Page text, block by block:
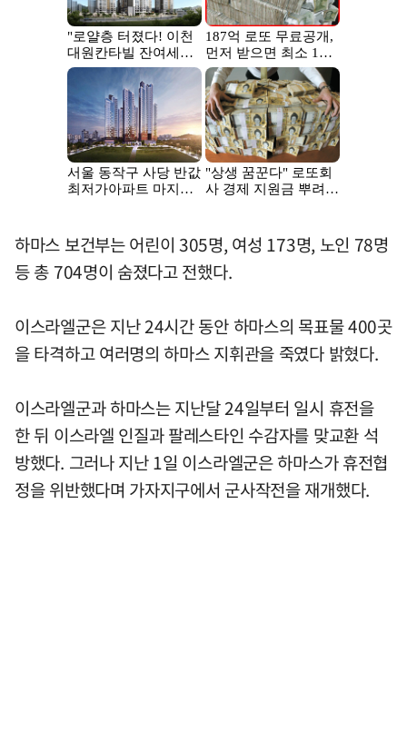
하마스 보건부는 어린이 305명, 여성 173명, 노인 78명
등 총 704명이 숨졌다고 전했다.
이스라엘군은 지난 24시간 동안 하마스의 목표물 400곳
을 타격하고 여러명의 하마스 지휘관을 죽였다 밝혔다.
이스라엘군과 하마스는 지난달 24일부터 일시 휴전을
한 뒤 이스라엘 인질과 팔레스타인 수감자를 맞교환 석
방했다. 그러나 지난 1일 이스라엘군은 하마스가 휴전협
정을 위반했다며 가자지구에서 군사작전을 재개했다.